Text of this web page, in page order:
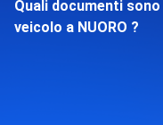
Quali documenti
veicolo a NUORO ?